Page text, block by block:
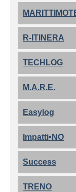
R-ITINERA
TECHLOG
M.A.R.E.
Easylog
Impatti•NO
Success
TRENO